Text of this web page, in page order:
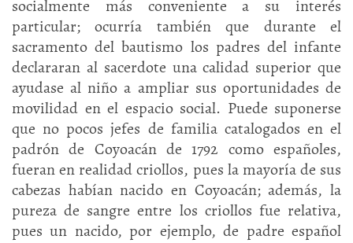
socialmente más conveniente a su interés
particular; ocurría también que durante el
sacramento del bautismo los padres del infante
declararan al sacerdote una calidad superior que
ayudase al niño a ampliar sus oportunidades de
movilidad en el espacio social. Puede suponerse
que no pocos jefes de familia catalogados en el
padrón de Coyoacán de 1792 como españoles,
fueran en realidad criollos, pues la mayoría de sus
cabezas habían nacido en Coyoacán; además, la
pureza de sangre entre los criollos fue relativa,
pues un nacido, por ejemplo, de padre español